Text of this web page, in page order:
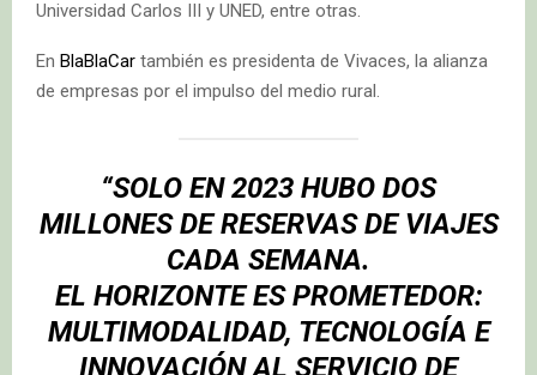
Universidad Carlos III y UNED, entre otras.
En BlaBlaCar también es presidenta de Vivaces, la alianza
de empresas por el impulso del medio rural.
“SOLO EN 2023 HUBO DOS
MILLONES DE RESERVAS DE VIAJES
CADA SEMANA.
EL HORIZONTE ES PROMETEDOR:
MULTIMODALIDAD, TECNOLOGÍA E
INNOVACIÓN AL SERVICIO DE